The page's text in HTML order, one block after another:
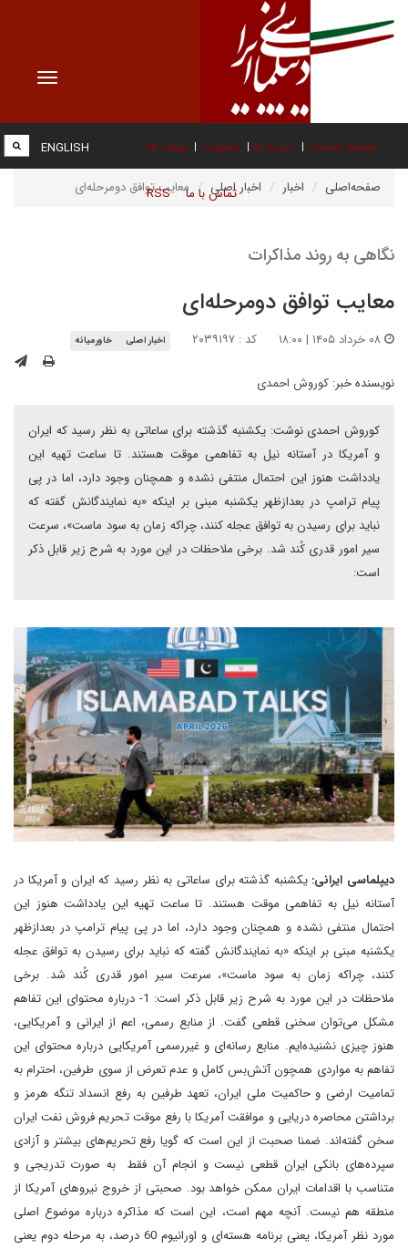
Toggle
صفحه نخست درباره ما عضویت پیوند ها
تماس با ما RSS
ENGLISH
صفحه‌اصلی اخبار اخبار اصلی معایب توافق دومرحله‌ای
نگاهی به روند مذاکرات
معایب توافق دومرحله‌ای
کد : ۲۰۳۹۱۹۷ اخبار اصلی خاورمیانه
نویسنده خبر: کوروش احمدی
کوروش احمدی نوشت: یکشنبه گذشته برای ساعاتی به نظر رسید که ایران
و آمریکا در آستانه نیل به تفاهمی موقت هستند. تا ساعت تهیه این
یادداشت هنوز این احتمال منتفی نشده و همچنان وجود دارد، اما در پی
پیام ترامپ در بعدازظهر یکشنبه مبنی بر اینکه «به نمایندگانش گفته که
نباید برای رسیدن به توافق عجله کنند، چراکه زمان به سود ماست»، سرعت
سیر امور قدری کُند شد. برخی ملاحظات در این مورد به شرح زیر قابل ذکر
است:
دیپلماسی ایرانی:یکشنبه گذشته برای ساعاتی به نظر رسید که ایران و آمریکا در
آستانه نیل به تفاهمی موقت هستند. تا ساعت تهیه این یادداشت هنوز این
احتمال منتفی نشده و همچنان وجود دارد، اما در پی پیام ترامپ در بعدازظهر
یکشنبه مبنی بر اینکه «به نمایندگانش گفته که نباید برای رسیدن به توافق عجله
کنند، چراکه زمان به سود ماست»، سرعت سیر امور قدری کُند شد. برخی
ملاحظات در این مورد به شرح زیر قابل ذکر است: 1- درباره محتوای این تفاهم
مشکل می‌توان سخنی قطعی گفت. از منابع رسمی، اعم از ایرانی و آمریکایی،
هنوز چیزی نشنیده‌ایم. منابع رسانه‌ای و غیررسمی آمریکایی درباره محتوای این
تفاهم به مواردی همچون آتش‌بس کامل و عدم تعرض از سوی طرفین، احترام به
تمامیت ارضی و حاکمیت ملی ایران، تعهد طرفین به رفع انسداد تنگه هرمز و
برداشتن محاصره دریایی و موافقت آمریکا با رفع موقت تحریم فروش نفت ایران
سخن گفته‌اند. ضمنا صحبت از این است که گویا رفع تحریم‌های بیشتر و آزادی
سپرده‌های بانکی ایران قطعی نیست و انجام آن فقط به صورت تدریجی و
متناسب با اقدامات ایران ممکن خواهد بود. صحبتی از خروج نیروهای آمریکا از
منطقه هم نیست. آنچه مهم است، این است که مذاکره درباره موضوع اصلی
مورد نظر آمریکا، یعنی برنامه هسته‌ای و اورانیوم 60 درصد، به مرحله دوم یعنی